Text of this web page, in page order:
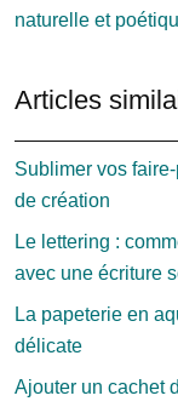
naturelle et
Articles
Sublimer vos
de création
Le lettering :
avec une écriture
La papeterie en
délicate
Ajouter un cachet